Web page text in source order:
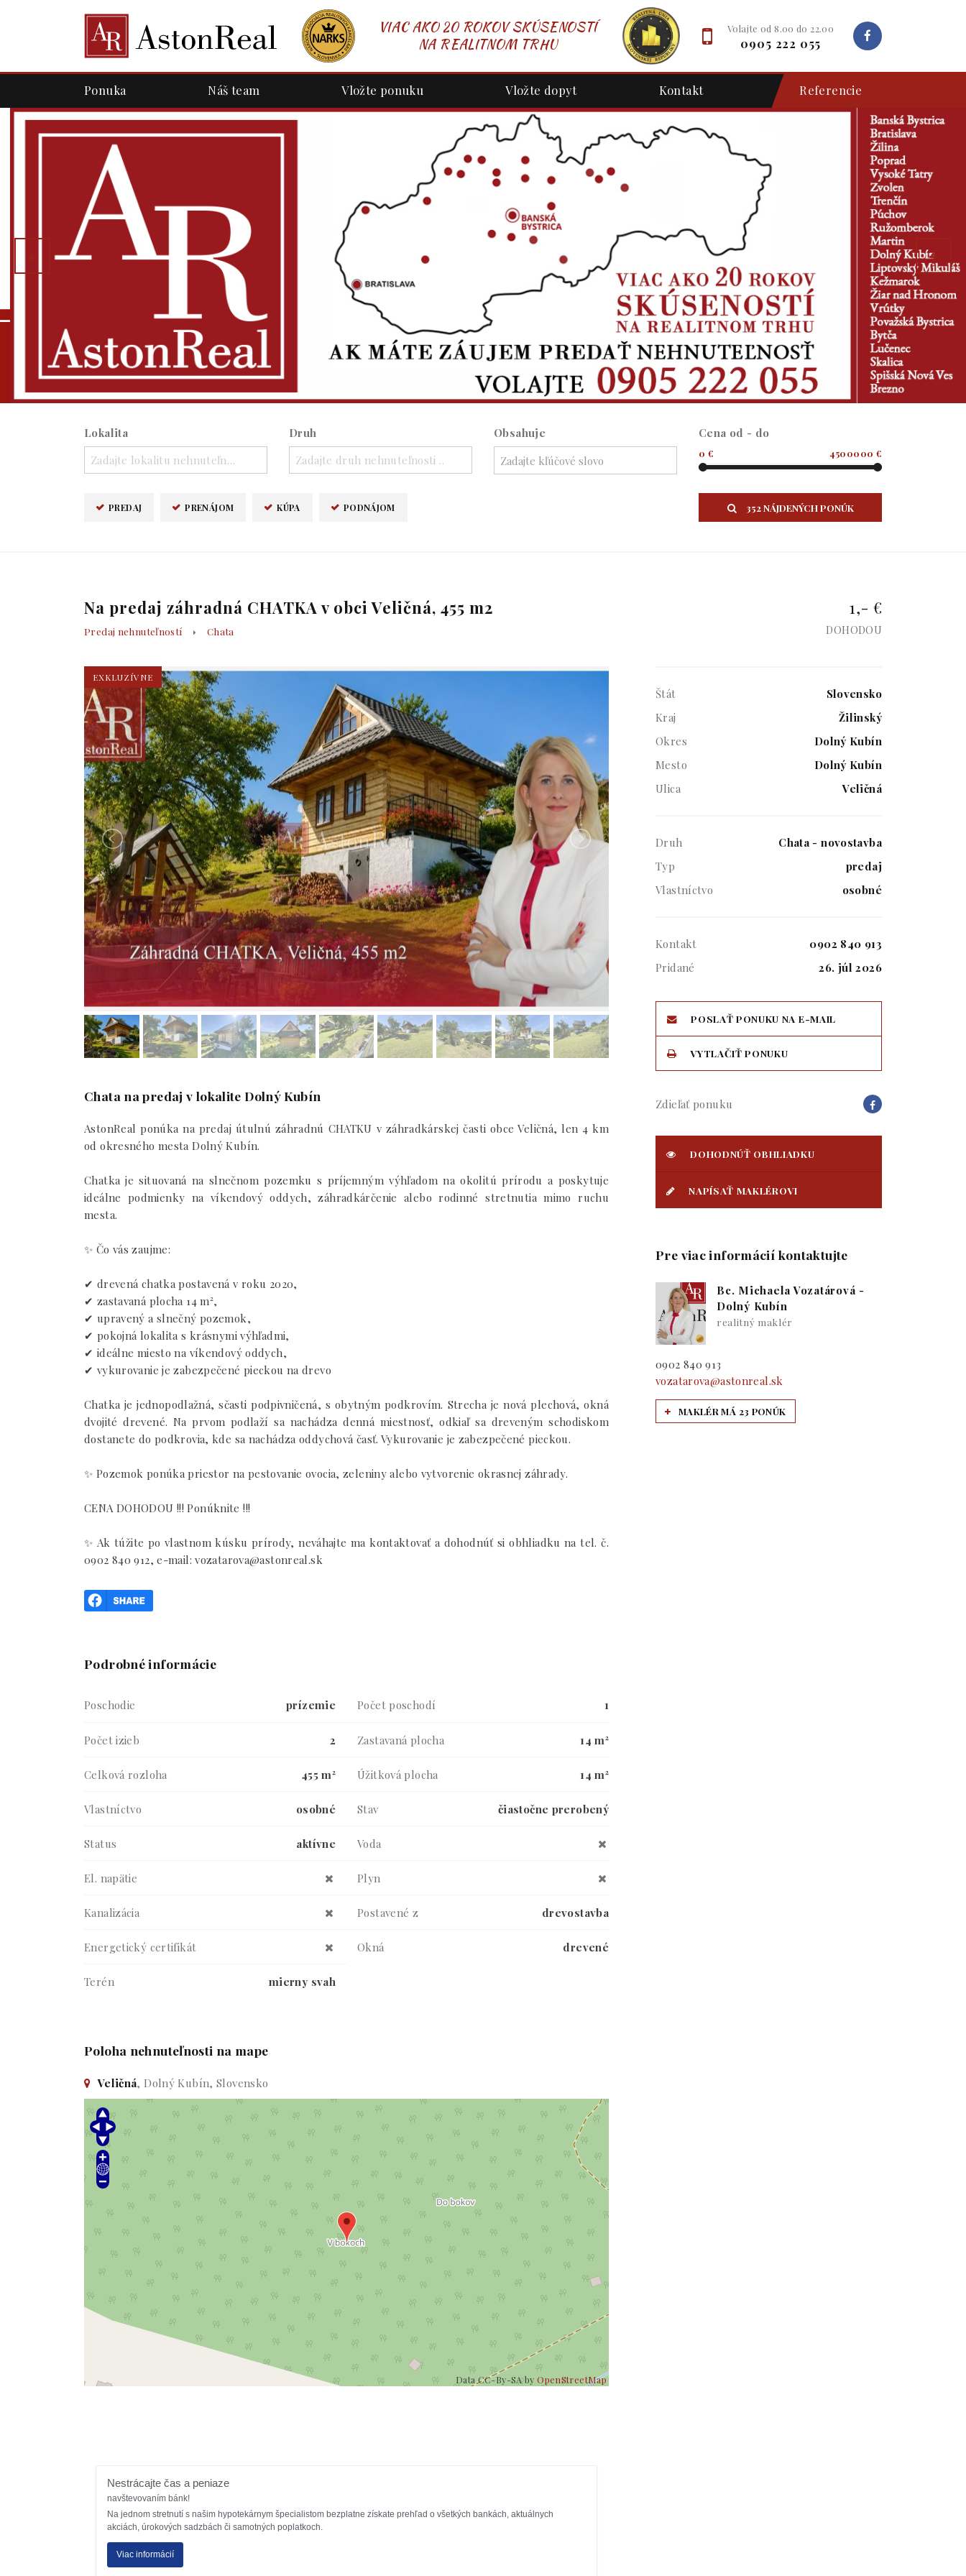
VIAC AKO 20 ROKOV SKÚSENOSTÍ
NA REALITNOM TRHU
Volajte od 8.00 do 22.00
0905 222 055
Ponuka Náš team Vložte ponuku Vložte dopyt Kontakt Referencie
Lokalita
Zadajte lokalitu nehnuteľnosti ..
Druh
Zadajte druh nehnuteľnosti ..
Obsahuje Cena od - do
0 € 4500000 €
PREDAJ PRENÁJOM KÚPA PODNÁJOM 352 NÁJDENÝCH PONÚK
Na predaj záhradná CHATKA v obci Veličná, 455 m2 1,- €
DOHODOU
Predaj nehnuteľností Chata
EXKLUZÍVNE
Chata na predaj v lokalite Dolný Kubín
AstonReal ponúka na predaj útulnú záhradnú CHATKU v záhradkárskej časti obce Veličná, len 4 km
od okresného mesta Dolný Kubín.
Chatka je situovaná na slnečnom pozemku s príjemným výhľadom na okolitú prírodu a poskytuje
ideálne podmienky na víkendový oddych, záhradkárčenie alebo rodinné stretnutia mimo ruchu
mesta.
✨ Čo vás zaujme:
✔ drevená chatka postavená v roku 2020,
✔ zastavaná plocha 14 m²,
✔ upravený a slnečný pozemok,
✔ pokojná lokalita s krásnymi výhľadmi,
✔ ideálne miesto na víkendový oddych,
✔ vykurovanie je zabezpečené pieckou na drevo
Chatka je jednopodlažná, sčasti podpivničená, s obytným podkrovím. Strecha je nová plechová, okná
dvojité drevené. Na prvom podlaží sa nachádza denná miestnosť, odkiaľ sa dreveným schodiskom
dostanete do podkrovia, kde sa nachádza oddychová časť. Vykurovanie je zabezpečené pieckou.
✨ Pozemok ponúka priestor na pestovanie ovocia, zeleniny alebo vytvorenie okrasnej záhrady.
CENA DOHODOU !!! Ponúknite !!!
✨ Ak túžite po vlastnom kúsku prírody, neváhajte ma kontaktovať a dohodnúť si obhliadku na tel. č.
0902 840 912, e-mail: vozatarova@astonreal.sk
Podrobné informácie
Poschodie prízemie Počet poschodí 1
Počet izieb 2 Zastavaná plocha 14 m²
Celková rozloha 455 m² Úžitková plocha 14 m²
Vlastníctvo osobné Stav čiastočne prerobený
Status aktívne Voda
El. napätie Plyn
Kanalizácia Postavené z drevostavba
Energetický certifikát Okná drevené
Terén mierny svah
Poloha nehnuteľnosti na mape
Veličná, Dolný Kubín, Slovensko
Data CC-By-SA byOpenStreetMap
Štát
Slovensko
Kraj
Žilinský
Okres
Dolný Kubín
Mesto
Dolný Kubín
Ulica
Veličná
Druh
Chata - novostavba
Typ
predaj
Vlastníctvo
osobné
Kontakt
0902 840 913
Pridané
26. júl 2026
POSLAŤ PONUKU NA E-MAIL
VYTLAČIŤ PONUKU
Zdieľať ponuku
DOHODNÚŤ OBHLIADKU
NAPÍSAŤ MAKLÉROVI
Pre viac informácií kontaktujte
Bc. Michaela Vozatárová -
Dolný Kubín
realitný maklér
0902 840 913
vozatarova@astonreal.sk
MAKLÉR MÁ 23 PONÚK